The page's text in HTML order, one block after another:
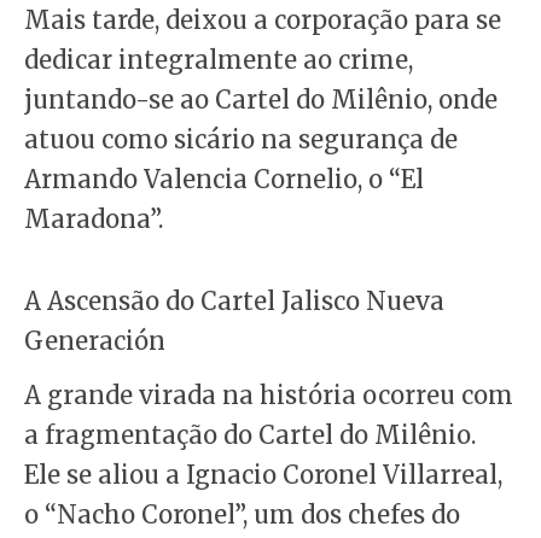
Mais tarde, deixou a corporação para se
dedicar integralmente ao crime,
juntando-se ao Cartel do Milênio, onde
atuou como sicário na segurança de
Armando Valencia Cornelio, o “El
Maradona”.
A Ascensão do Cartel Jalisco Nueva
Generación
A grande virada na história ocorreu com
a fragmentação do Cartel do Milênio.
Ele se aliou a Ignacio Coronel Villarreal,
o “Nacho Coronel”, um dos chefes do